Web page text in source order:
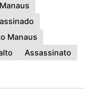
Manaus
Assassinato